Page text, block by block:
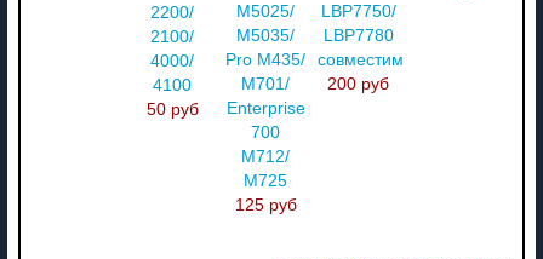
2200/
2100/
4000/
4100
50 руб
M5025/
M5035/
Pro M435/
M701/
Enterprise
700
M712/
M725
125 руб
LBP7750/
LBP7780
совместимый
200 руб